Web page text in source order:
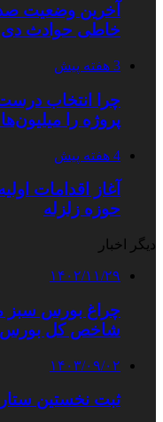
آخرین وضعیت
خاطی حوادث دی
3 هفته پیش
چرا انتخاب
پروژه را
4 هفته پیش
آغاز اقدامات
حوزه زلزله
دیگر اخبار
۱۴۰۲/۱۱/۲۹
شاخص کل بورس
۱۴۰۳/۰۹/۰۲
ثبت نخستین